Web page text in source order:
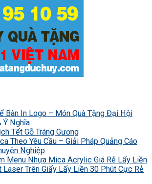
Bàn In Logo – Món Quà Tặng Đại Hội
Ý Nghĩa
Tết Gỗ Tráng Gương
Theo Yêu Cầu – Giải Pháp Quảng Cáo
Nghiệp
Menu Nhựa Mica Acrylic Giá Rẻ Lấy Liền
Laser Trên Giấy Lấy Liền 30 Phút Cực Rẻ